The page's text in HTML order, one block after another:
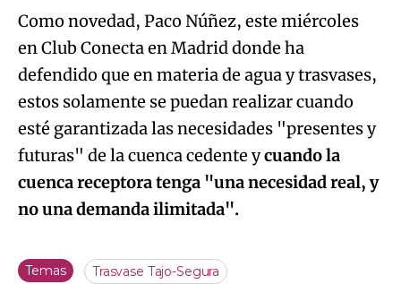
Como novedad, Paco Núñez, este miércoles
en Club Conecta en Madrid donde ha
defendido que en materia de agua y trasvases,
estos solamente se puedan realizar cuando
esté garantizada las necesidades "presentes y
futuras" de la cuenca cedente ycuando la
cuenca receptora tenga "una necesidad real, y
no una demanda ilimitada".
Temas Trasvase Tajo-Segura